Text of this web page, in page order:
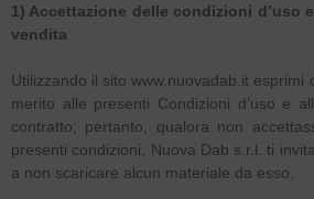
1) Accettazione delle condizioni d’uso
vendita
Utilizzando il sito www.nuovadab.it esprimi
merito alle presenti Condizioni d’uso e
contratto; pertanto, qualora non
presenti condizioni, Nuova Dab s.r.l. ti
a non scaricare alcun materiale da esso.